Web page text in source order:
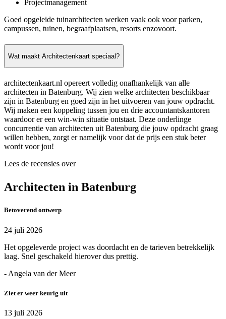
Projectmanagement
Goed opgeleide tuinarchitecten werken vaak ook voor parken,
campussen, tuinen, begraafplaatsen, resorts enzovoort.
Wat maakt Architectenkaart speciaal?
architectenkaart.nl opereert volledig onafhankelijk van alle
architecten in Batenburg. Wij zien welke architecten beschikbaar
zijn in Batenburg en goed zijn in het uitvoeren van jouw opdracht.
Wij maken een koppeling tussen jou en drie accountantskantoren
waardoor er een win-win situatie ontstaat. Deze onderlinge
concurrentie van architecten uit Batenburg die jouw opdracht graag
willen hebben, zorgt er namelijk voor dat de prijs een stuk beter
wordt voor jou!
Lees de recensies over
Architecten in Batenburg
Betoverend ontwerp
24 juli 2026
Het opgeleverde project was doordacht en de tarieven betrekkelijk
laag. Snel geschakeld hierover dus prettig.
- Angela van der Meer
Ziet er weer keurig uit
13 juli 2026